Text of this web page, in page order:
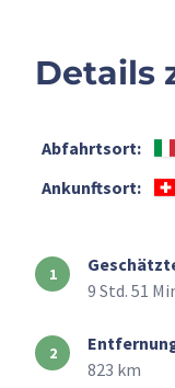
Details
Abfahrtsort:
Ankunftsort:
9 Std. 51
823 km